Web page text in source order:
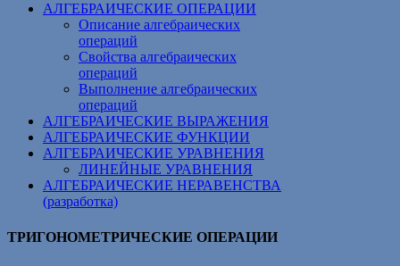
АЛГЕБРАИЧЕСКИЕ ОПЕРАЦИИ
Описание алгебраических
операций
Свойства алгебраических
операций
Выполнение алгебраических
операций
АЛГЕБРАИЧЕСКИЕ ВЫРАЖЕНИЯ
АЛГЕБРАИЧЕСКИЕ ФУНКЦИИ
АЛГЕБРАИЧЕСКИЕ УРАВНЕНИЯ
ЛИНЕЙНЫЕ УРАВНЕНИЯ
АЛГЕБРАИЧЕСКИЕ НЕРАВЕНСТВА
(разработка)
ТРИГОНОМЕТРИЧЕСКИЕ ОПЕРАЦИИ